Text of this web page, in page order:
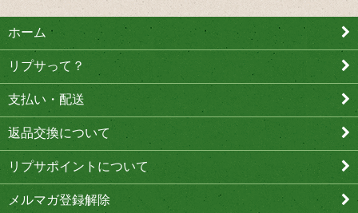
ホーム
リプサって？
支払い・配送
返品交換について
リプサポイントについて
メルマガ登録解除